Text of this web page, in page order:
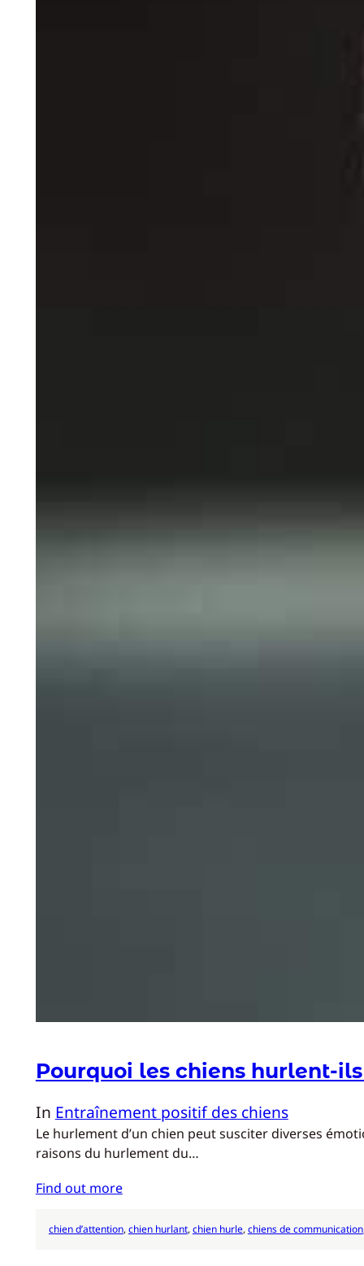
Pourquoi les chiens hurlent-
In Entraînement positif des chiens
Le hurlement d’un chien peut susciter diverses
raisons du hurlement du…
Find out more
chien d’attention, chien hurlant, chien hurle, chiens de communication